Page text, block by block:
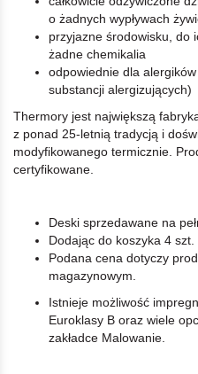
o żadnych wypływach
przyjazne środowisku, do
żadne chemikalia
odpowiednie dla
substancji alergizujących)
Thermory jest największą
z ponad 25-letnią tradycją i
modyfikowanego termicznie.
certyfikowane.
Deski sprzedawane na
Dodając do koszyka 4
Podana cena dotyczy
magazynowym.
Istnieje możliwość
Euroklasy B oraz wiele
zakładce Malowanie.